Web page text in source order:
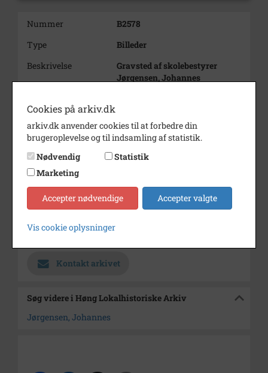
Nummer
B2578
Type
Billeder
Beskrivelse
Gravsted af skolebestyrer
Jørgensen, Johannes
Dateringsnote
1918
Fotograf
Jens Hansen
Se på kort
Enhed
Finderup Sogn (Kalundborg
Kontakt arkivet
Søg videre i Høng Lokalhistoriske Arkiv
Jørgensen, Johannes
Cookies på arkiv.dk
arkiv.dk anvender cookies til at forbedre din
brugeroplevelse og til indsamling af statistik.
Nødvendig
Statistik
Marketing
Accepter nødvendige Accepter valgte
Vis cookie oplysninger